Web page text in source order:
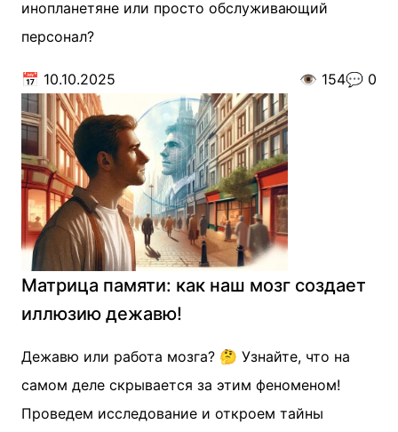
инопланетяне или просто обслуживающий
персонал?
📅 10.10.2025 👁️ 154💬 0
Матрица памяти: как наш мозг создает
иллюзию дежавю!
Дежавю или работа мозга? 🤔 Узнайте, что на
самом деле скрывается за этим феноменом!
Проведем исследование и откроем тайны